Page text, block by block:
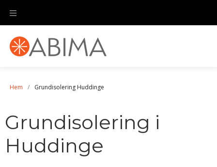
Hem / Grundisolering Huddinge
Grundisolering i
Huddinge